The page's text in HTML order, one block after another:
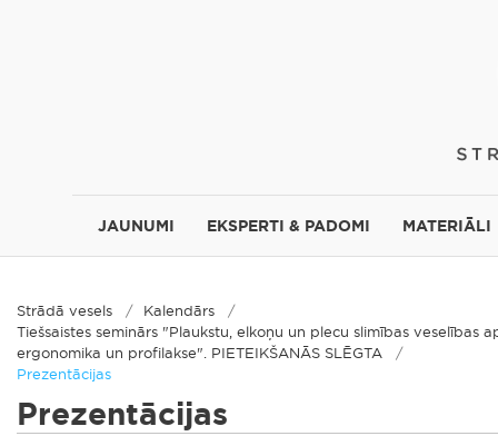
JAUNUMI EKSPERTI & PADOMI MATERIĀLI
Strādā vesels
Kalendārs
Tiešsaistes seminārs "Plaukstu, elkoņu un plecu slimības veselības
ergonomika un profilakse". PIETEIKŠANĀS SLĒGTA
Prezentācijas
Prezentācijas